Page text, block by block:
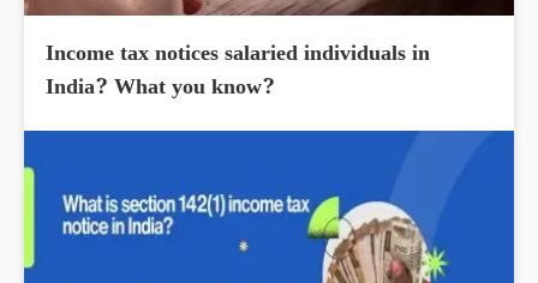
Income tax notices salaried individuals in
India? What you know?